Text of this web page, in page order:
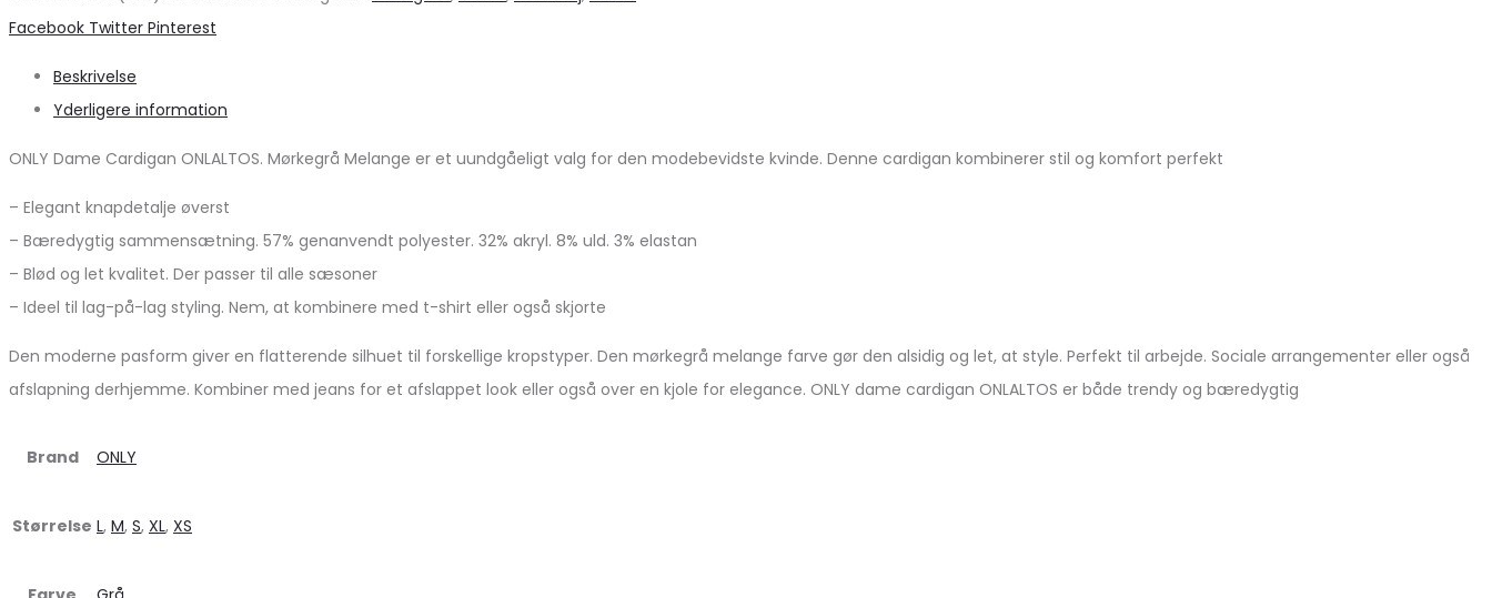
på
Share
Facebook Twitter Pinterest
Beskrivelse
Yderligere information
ONLY Dame Cardigan ONLALTOS. Mørkegrå Melange er et uundgåeligt valg for den modebevidste kvinde. Denne cardigan kombinerer stil og komfort perfekt
– Elegant knapdetalje øverst
– Bæredygtig sammensætning. 57% genanvendt polyester. 32% akryl. 8% uld. 3% elastan
– Blød og let kvalitet. Der passer til alle sæsoner
– Ideel til lag-på-lag styling. Nem, at kombinere med t-shirt eller også skjorte
Den moderne pasform giver en flatterende silhuet til forskellige kropstyper. Den mørkegrå melange farve gør den alsidig og let, at style. Perfekt til arbejde. Sociale arrangementer eller også
afslapning derhjemme. Kombiner med jeans for et afslappet look eller også over en kjole for elegance. ONLY dame cardigan ONLALTOS er både trendy og bæredygtig
Brand ONLY
Størrelse L, M, S, XL, XS